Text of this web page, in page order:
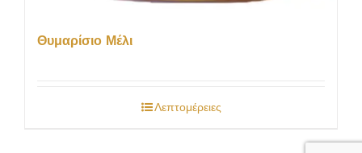
Θυμαρίσιο Μέλι
Λεπτομέρειες